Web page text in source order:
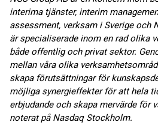
interima tjänster, interim
assessment, verksam i Sverige och
är specialiserade inom en rad olika
både offentlig och privat sektor.
mellan våra olika
skapa förutsättningar för
möjliga synergieffekter för att hela
erbjudande och skapa mervärde för
noterat på Nasdaq Stockholm.